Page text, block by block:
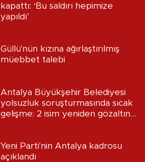
kapattı: ‘Bu saldırı hepimize
yapıldı’
Güllü'nün kızına ağırlaştırılmış
müebbet talebi
Antalya Büyükşehir Belediyesi
yolsuzluk soruşturmasında sıcak
gelişme: 2 isim yeniden gözaltına
Yeni Parti'nin Antalya kadrosu
açıklandı